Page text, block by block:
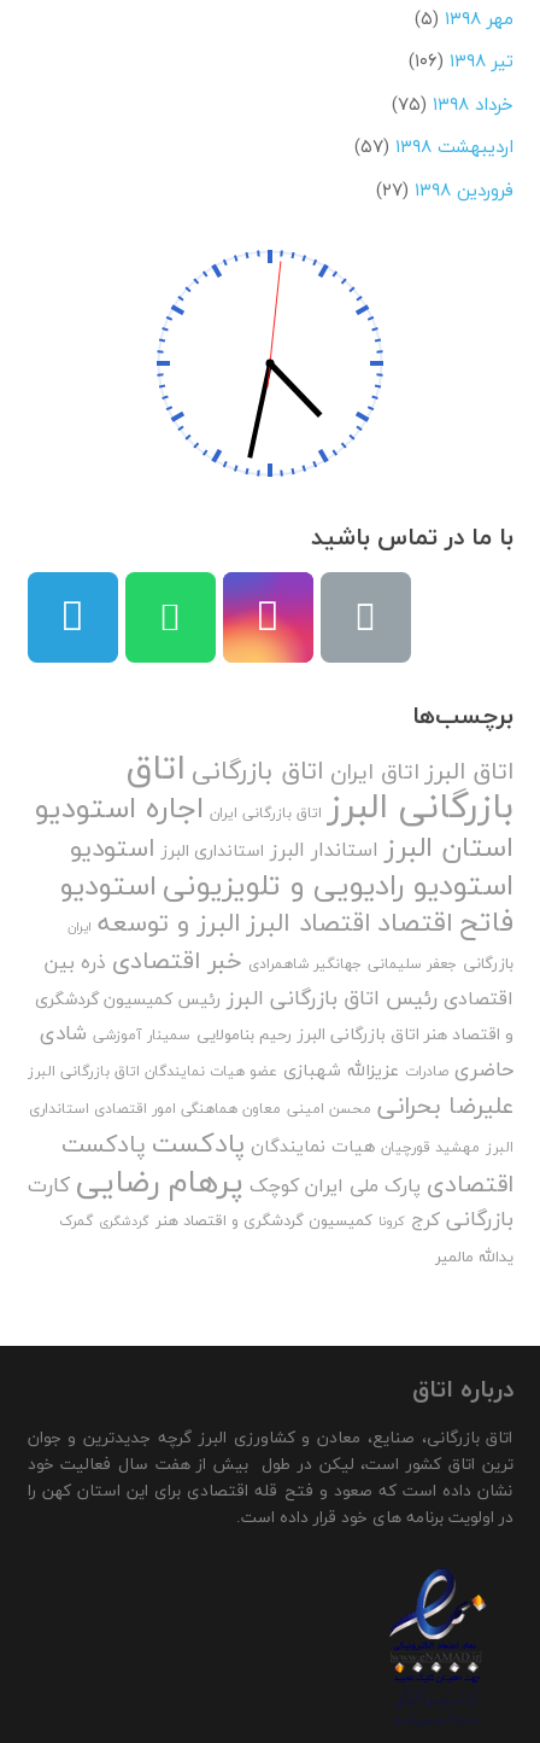
مهر ۱۳۹۸
(۵)
تیر ۱۳۹۸
(۱۰۶)
خرداد ۱۳۹۸
(۷۵)
اردیبهشت ۱۳۹۸
(۵۷)
فروردین ۱۳۹۸
(۲۷)
با ما در تماس باشید
برچسب‌ها
اتاق البرز اتاق ایران اتاق بازرگانی اتاق
بازرگانی البرز اتاق بازرگانی ایران اجاره استودیو
استان البرز استاندار البرز استانداری البرز استودیو
استودیو رادیویی و تلویزیونیاستودیو
فاتح اقتصاد اقتصاد البرزالبرز و توسعه ایران
بازرگانی جعفر سلیمانی جهانگیر شاهمرادی خبر اقتصادی ذره بین
اقتصادی رئیس اتاق بازرگانی البرز رئیس کمیسیون گردشگری
و اقتصاد هنر اتاق بازرگانی البرز رحیم بنامولایی سمینار آموزشی شادی
حاضری صادرات عزیزالله شهبازی عضو هیات نمایندگان اتاق بازرگانی البرز
علیرضا بحرانی محسن امینی معاون هماهنگی امور اقتصادی استانداری
البرز مهشید قورچیان هیات نمایندگان پادکست پادکست
اقتصادی پارک ملی ایران کوچک پرهام رضایی کارت
بازرگانی کرج کرونا کمیسیون گردشگری و اقتصاد هنر گردشگری گمرک
یدالله مالمیر
درباره اتاق
اتاق بازرگانی، صنایع، معادن و کشاورزی البرز گرچه جدیدترین و جوان
ترین اتاق کشور است، لیکن در طول بیش از هفت سال فعالیت خود
نشان داده است که صعود و فتح قله اقتصادی برای این استان کهن را
در اولویت برنامه های خود قرار داده است.